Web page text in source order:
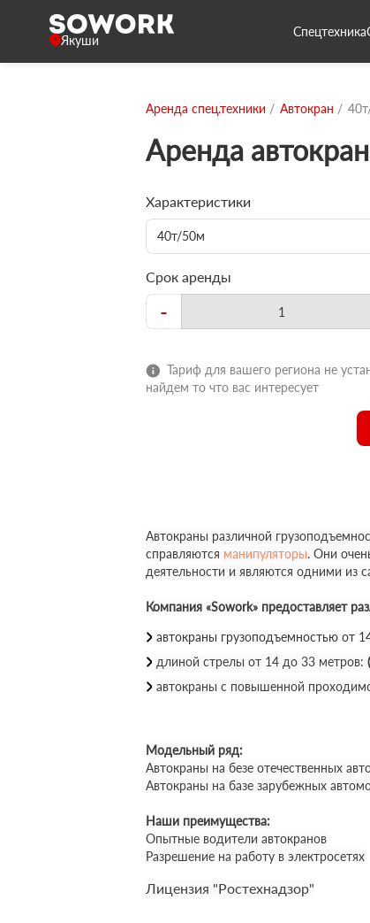
Якуши
Спецтехника
Аренда спец.техники Автокран
Аренда
Характеристики
40т/50м
Срок аренды
-
Тариф для вашего региона не
найдем то что вас интересует
Автокраны различной
справляются манипуляторы. Они
деятельности и являются одними из
Компания «Sowork» предоставляет
автокраны грузоподъемностью от
длиной стрелы от 14 до 33 метров:
автокраны с повышенной
Модельный ряд:
Автокраны на безе отечественных
Автокраны на базе зарубежных
Наши преимущества:
Опытные водители автокранов
Разрешение на работу в электросетях
Лицензия "Ростехнадзор"